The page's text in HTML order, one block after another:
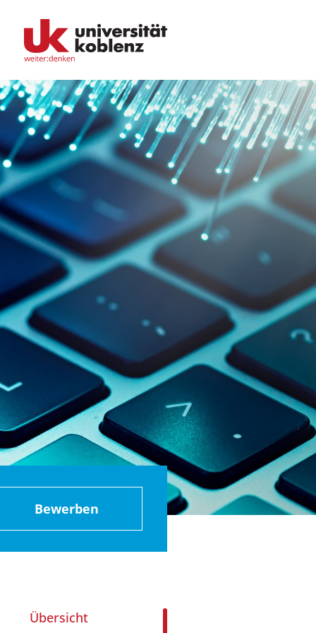
Bewerben
Übersicht
Fachbereiche
Bildungswissenschaften
Philologie / Kulturwissenschaften
Mathematik / Naturwissenschaften
Informatik